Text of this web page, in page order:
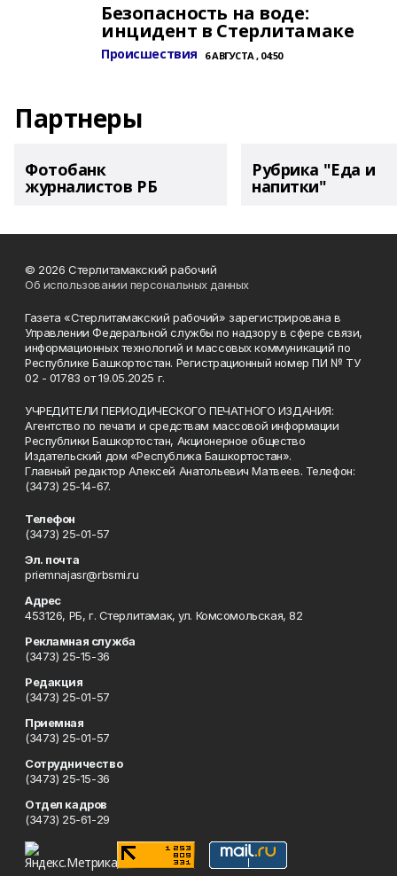
Безопасность на воде:
инцидент в Стерлитамаке
Происшествия 6 АВГУСТА , 04:50
Партнеры
Фотобанк
журналистов РБ
Рубрика "Еда и
напитки"
© 2026 Стерлитамакский рабочий
Об использовании персональных данных
Газета «Стерлитамакский рабочий» зарегистрирована в
Управлении Федеральной службы по надзору в сфере связи,
информационных технологий и массовых коммуникаций по
Республике Башкортостан. Регистрационный номер ПИ № ТУ
02 - 01783 от 19.05.2025 г.
УЧРЕДИТЕЛИ ПЕРИОДИЧЕСКОГО ПЕЧАТНОГО ИЗДАНИЯ:
Агентство по печати и средствам массовой информации
Республики Башкортостан, Акционерное общество
Издательский дом «Республика Башкортостан».
Главный редактор Алексей Анатольевич Матвеев. Телефон:
(3473) 25-14-67.
Телефон
(3473) 25-01-57
Эл. почта
priemnajasr@rbsmi.ru
Адрес
453126, РБ, г. Стерлитамак, ул. Комсомольская, 82
Рекламная служба
(3473) 25-15-36
Редакция
(3473) 25-01-57
Приемная
(3473) 25-01-57
Сотрудничество
(3473) 25-15-36
Отдел кадров
(3473) 25-61-29